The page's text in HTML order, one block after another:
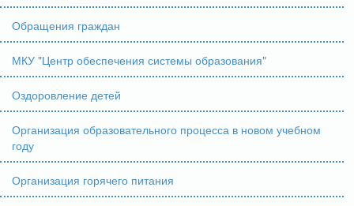
Обращения граждан
МКУ "Центр обеспечения системы образования"
Оздоровление детей
Организация образовательного процесса в новом учебном
году
Организация горячего питания